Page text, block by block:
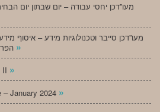
מעו”דכן יחסי עבודה – יום שבתון יום
מעו”דכן סייבר וטכנולוגיות מידע – איסוף
»
מעו”דכן ליטיגציה – ינואר 2024 II »
– January 2024 »